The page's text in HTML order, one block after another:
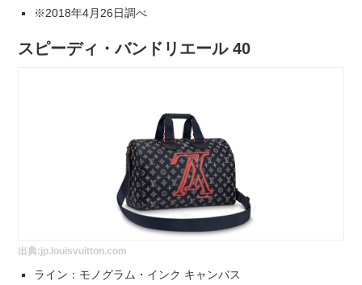
※2018年4月26日調べ
スピーディ・バンドリエール 40
出典:jp.louisvuitton.com
ライン：モノグラム・インク キャンバス